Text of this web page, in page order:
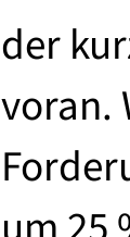
der
voran.